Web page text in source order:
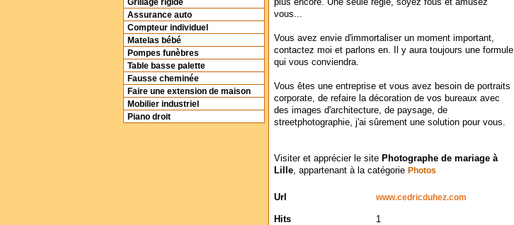
Grillage rigide
Assurance auto
Compteur individuel
Matelas bébé
Pompes funèbres
Table basse palette
Fausse cheminée
Faire une extension de maison
Mobilier industriel
Piano droit
vous...
Vous avez envie d'immortaliser un moment important,
contactez moi et parlons en. Il y aura toujours une formule
qui vous conviendra.
Vous êtes une entreprise et vous avez besoin de portraits
corporate, de refaire la décoration de vos bureaux avec
des images d'architecture, de paysage, de
streetphotographie, j'ai sûrement une solution pour vous.
Visiter et apprécier le site Photographe de mariage à
Lille, appartenant à la catégorie Photos
Url www.cedricduhez.com
Hits
1